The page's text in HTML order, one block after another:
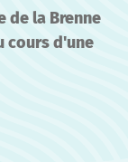
de la Brenne
cours d'une